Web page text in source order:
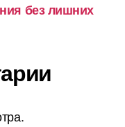
без лишних